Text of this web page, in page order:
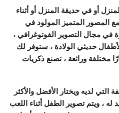
أو في حديقة المنزل أو أثناء
مع المصور المتميز المولود في
في مجال التصوير الفوتوغرافي ،
حديثي الولادة ، ستوفر لك
مختلفة ورائعة ، تصنع ذكريات
لديه ويختار الأفضل والأكثر
، ويتم تصوير الطفل أثناء اللعب